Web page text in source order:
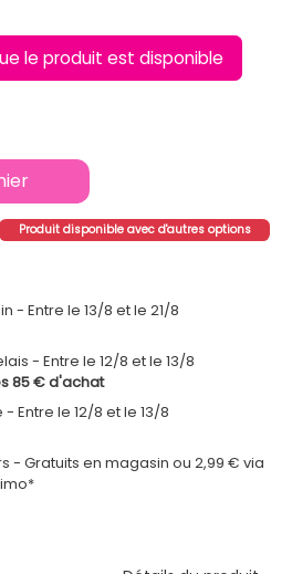
le produit est disponible
Produit disponible avec d'autres options
Entre le 13/8 et le 21/8
Entre le 12/8 et le 13/8
85 € d'achat
Entre le 12/8 et le 13/8
- Gratuits en magasin ou 2,99 € via